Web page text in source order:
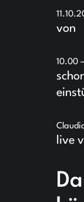
von
10.00
live